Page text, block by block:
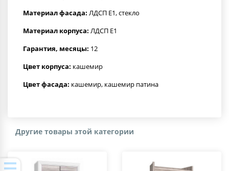
Материал фасада: ЛДСП Е1, стекло
Материал корпуса: ЛДСП Е1
Гарантия, месяцы: 12
Цвет корпуса: кашемир
Цвет фасада: кашемир, кашемир патина
Другие товары этой категории